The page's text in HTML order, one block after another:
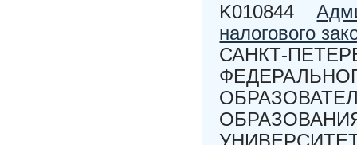
K010844
налогового
САНКТ-